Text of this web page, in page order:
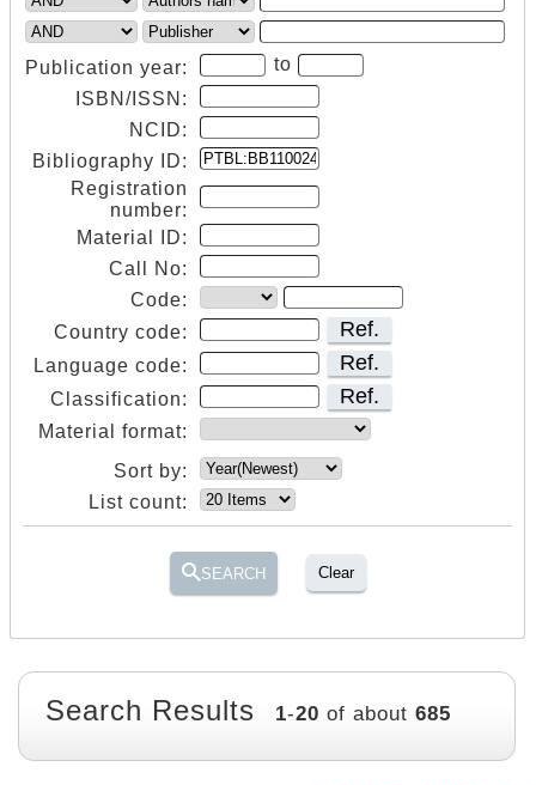
Publication year:
to
ISBN/ISSN:
NCID:
Bibliography ID:
Registration
number:
Material ID:
Call No:
Code:
Country code:
Ref.
Language code: Ref.
Classification: Ref.
Material format:
Sort by:
List count:
SEARCH Clear
Search Results 1-20 of about 685